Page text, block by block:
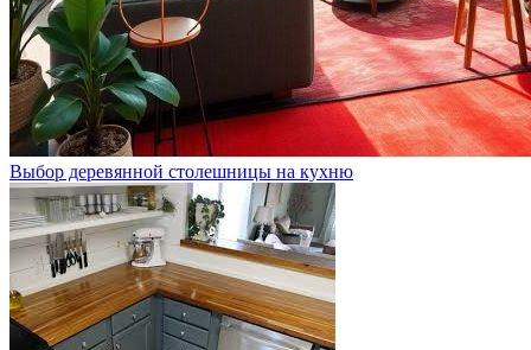
Выбор деревянной столешницы на кухню